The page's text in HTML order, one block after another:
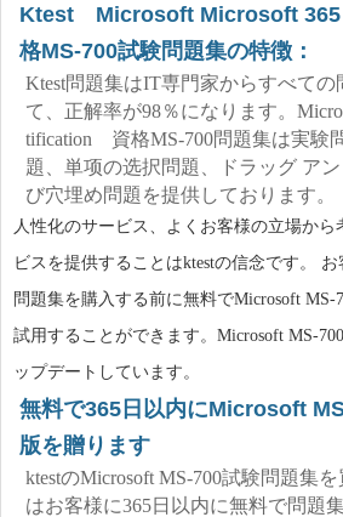
Ktest Microsoft Microsoft
格MS-700試験問題集の特徴：
Ktest問題集はIT専門家からすべての
て、正解率が98％になります。
tification 資格MS-700問題集は実験
題、単项の选択問題、ドラッグ ア
び穴埋め問題を提供しております。
人性化のサービス、よくお客様の立場から
ビスを提供することはktestの信念です。
問題集を購入する前に無料でMicrosoft MS-
試用することができます。Microsoft MS-
ップデートしています。
無料で365日以内にMicrosoft
版を贈ります
ktestのMicrosoft MS-700試験問題集
はお客様に365日以内に無料で問題